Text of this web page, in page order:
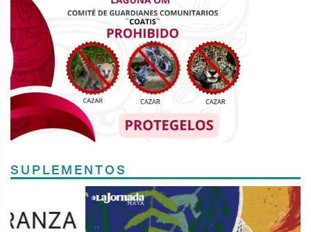
SUPLEMENTOS